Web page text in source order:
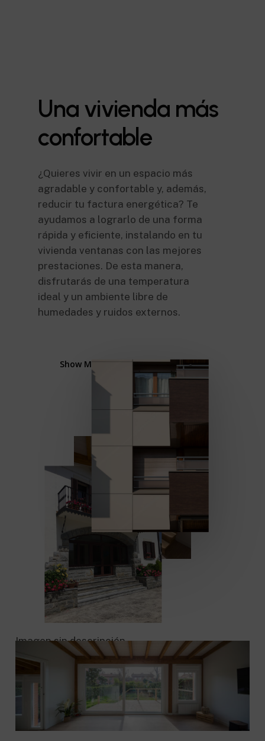
Una vivienda más
confortable
¿Quieres vivir en un espacio más
agradable y confortable y, además,
reducir tu factura energética? Te
ayudamos a lograrlo de una forma
rápida y eficiente, instalando en tu
vivienda ventanas con las mejores
prestaciones. De esta manera,
disfrutarás de una temperatura
ideal y un ambiente libre de
humedades y ruidos externos.
Show Me How